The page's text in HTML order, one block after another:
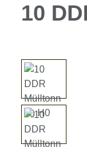
10
Bildergalerie